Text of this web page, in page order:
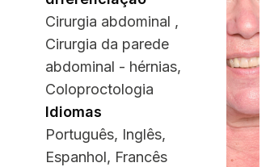
Cirurgia abdominal ,
Cirurgia da parede
abdominal - hérnias,
Coloproctologia
Idiomas
Português, Inglês,
Espanhol, Francês